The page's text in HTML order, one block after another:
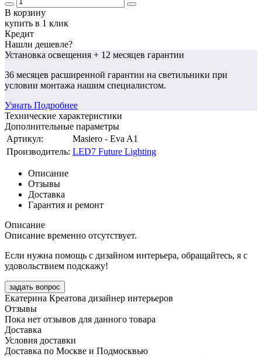
В корзину
купить в 1 клик
Кредит
Нашли дешевле?
Установка освещения + 12 месяцев гарантии
36 месяцев расширенной гарантии на светильники при
условии монтажа нашим специалистом.
Узнать Подробнее
Технические характеристики
Дополнительные параметры
Артикул:
Masiero - Eva A1
Производитель: LED7 Future Lighting
Описание
Отзывы
Доставка
Гарантия и ремонт
Описание
Описание временно отсутствует.
Если нужна помощь с дизайном интерьера, обращайтесь, я с
удовольствием подскажу!
задать вопрос
Екатерина Креатова дизайнер интерьеров
Отзывы
Пока нет отзывов для данного товара
Доставка
Условия доставки
Доставка по Москве и Подмосквью